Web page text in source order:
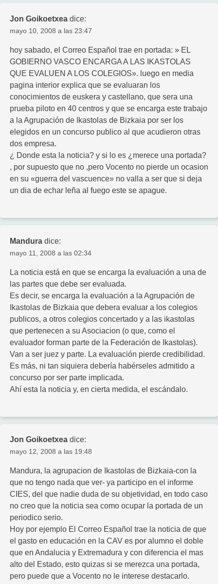
Jon Goikoetxea dice:
mayo 10, 2008 a las 23:47
hoy sabado, el Correo Español trae en portada: » EL
GOBIERNO VASCO ENCARGA A LAS IKASTOLAS
QUE EVALUEN A LOS COLEGIOS». luego en media
pagina interior explica que se evaluaran los
conocimientos de euskera y castellano, que sera una
prueba piloto en 40 centros y que se encarga este trabajo
a la Agrupación de Ikastolas de Bizkaia por ser los
elegidos en un concurso publico al que acudieron otras
dos empresa.
¿ Donde esta la noticia? y si lo es ¿merece una portada?
, por supuesto que no ,pero Vocento no pierde un ocasion
en su «guerra del vascuence» no valla a ser que si deja
un dia de echar leña al fuego este se apague.
Mandura dice:
mayo 11, 2008 a las 02:34
La noticia está en que se encarga la evaluación a una de
las partes que debe ser evaluada.
Es decir, se encarga la evaluación a la Agrupación de
Ikastolas de Bizkaia que debera evaluar a los colegios
publicos, a otros colegios concertado y a las ikastolas
que pertenecen a su Asociacion (o que, como el
evaluador forman parte de la Federación de Ikastolas).
Van a ser juez y parte. La evaluación pierde credibilidad.
Es más, ni tan siquiera debería habérseles admitido a
concurso por ser parte implicada.
Ahí esta la noticia y, en cierta medida, el escándalo.
Jon Goikoetxea dice:
mayo 12, 2008 a las 19:48
Mandura, la agrupacion de Ikastolas de Bizkaia-con la
que no tengo nada que ver- ya participo en el informe
CIES, del que nadie duda de su objetividad, en todo caso
no creo que la noticia sea como ocupar la portada de un
periodico serio.
Hoy por ejemplo El Correo Español trae la noticia de que
el gasto en educación en la CAV es por alumno el doble
que en Andalucia y Extremadura y con diferencia el mas
alto del Estado, esto quizas si se merezca una portada,
pero puede que a Vocento no le interese destacarlo.